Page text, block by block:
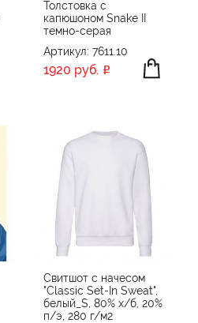
Толстовка с
капюшоном Snake II
темно-серая
Артикул: 7611.10
1920 руб.
Свитшот с начесом
"Classic Set-In Sweat",
белый_S, 80% х/б, 20%
п/э, 280 г/м2